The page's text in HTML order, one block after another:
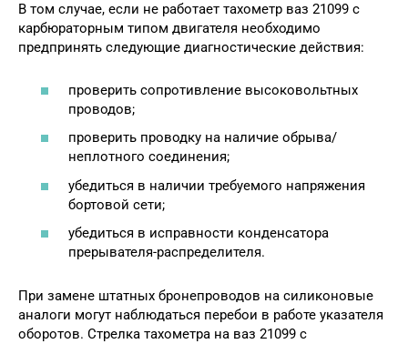
В том случае, если не работает тахометр ваз 21099 с
карбюраторным типом двигателя необходимо
предпринять следующие диагностические действия:
проверить сопротивление высоковольтных
проводов;
проверить проводку на наличие обрыва/
неплотного соединения;
убедиться в наличии требуемого напряжения
бортовой сети;
убедиться в исправности конденсатора
прерывателя-распределителя.
При замене штатных бронепроводов на силиконовые
аналоги могут наблюдаться перебои в работе указателя
оборотов. Стрелка тахометра на ваз 21099 с